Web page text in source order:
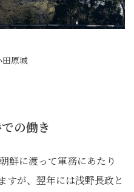
原城
の働き
鮮に渡って軍務にあたり
すが、翌年には浅野長政と